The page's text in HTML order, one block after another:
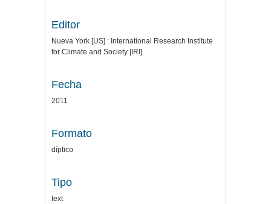
Editor
Nueva York [US] : International Research Institute
for Climate and Society [IRI]
Fecha
2011
Formato
díptico
Tipo
text